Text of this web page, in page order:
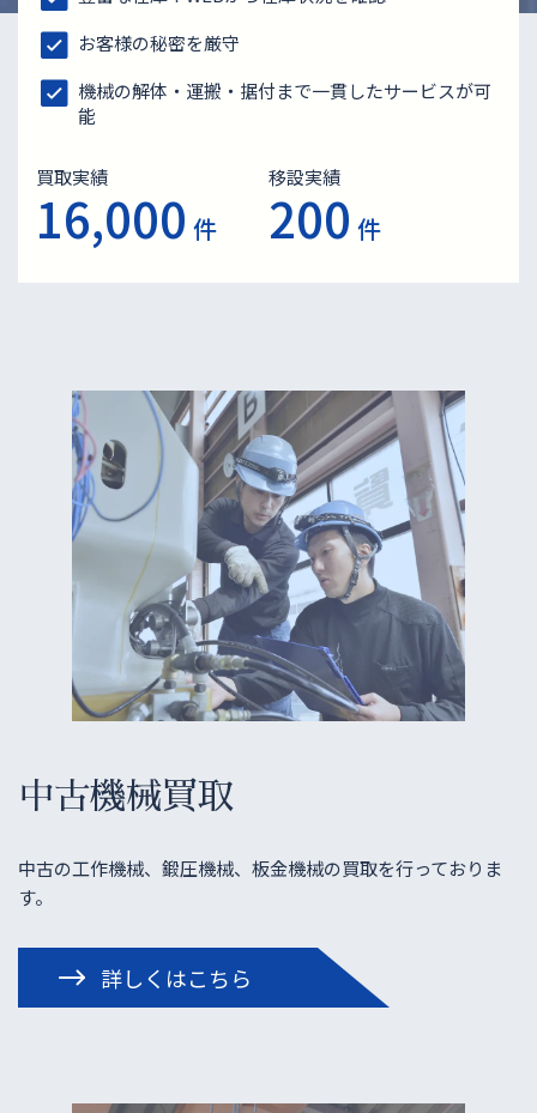
お客様の秘密を厳守
機械の解体・運搬・据付まで一貫したサービスが可
能
買取実績
16,000
移設実績
200
中古機械買取
中古の工作機械、鍛圧機械、板金機械の買取を行っておりま
す。
詳しくはこちら